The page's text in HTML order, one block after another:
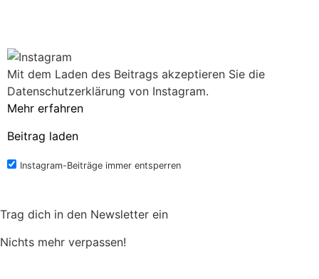
Mit dem Laden des Beitrags akzeptieren Sie die
Datenschutzerklärung von Instagram.
Mehr erfahren
Beitrag laden
Instagram-Beiträge immer entsperren
Trag dich in den Newsletter ein
Nichts mehr verpassen!